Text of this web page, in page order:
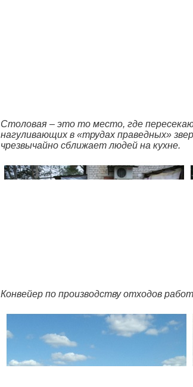
Столовая – это то место, где
нагуливающих в «трудах праведных»
чрезвычайно сближает
Конвейер по производству отходов